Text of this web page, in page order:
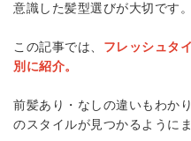
意識した髪型選びが大切です。
この記事では、 フレッシュタ
別に紹介。
前髪あり・なしの違いもわか
のスタイルが見つかるように